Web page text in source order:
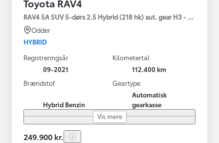
RAV4 5A SUV 5-dørs 2.5 Hybrid (218 hk) aut. gear H3 - Comfort
Odder
HYBRID
Registreringsår
09-2021
Kilometertal
112.400 km
Brændstof
Hybrid Benzin
Geartype
Automatisk
gearkasse
Vis mere
249.900 kr.